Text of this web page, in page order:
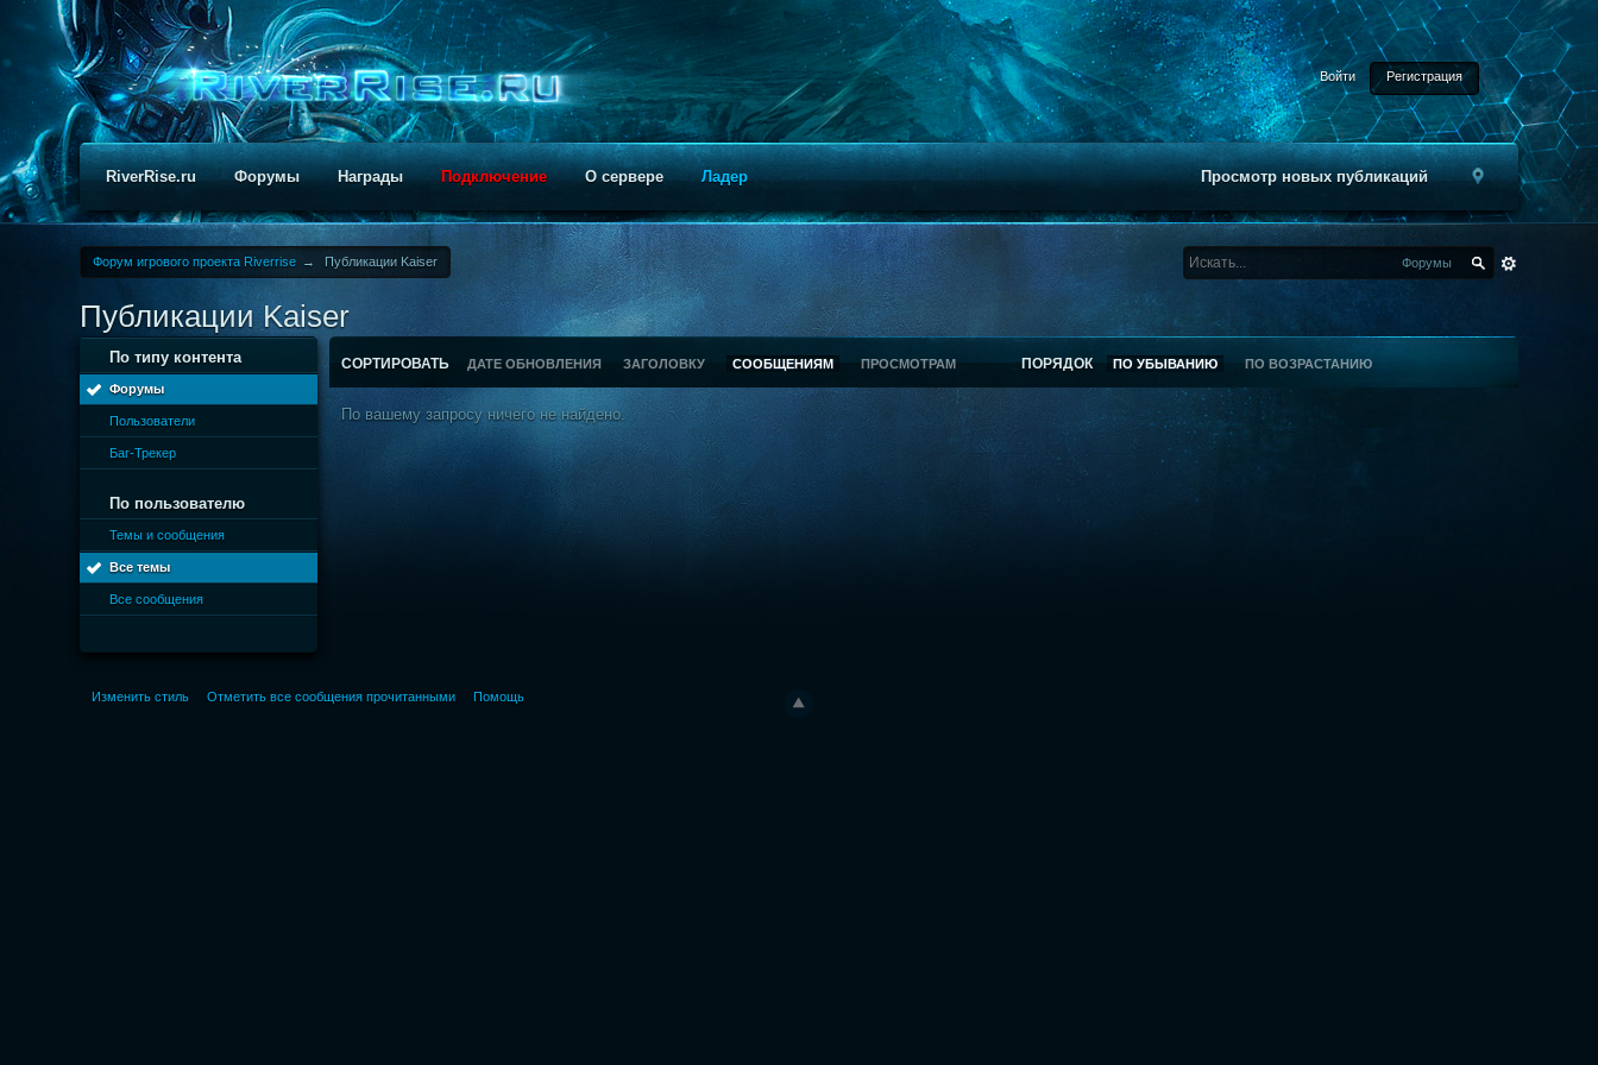
Войти Регистрация
Просмотр новых публикаций
RiverRise.ru Форумы Награды Подключение О сервере Ладер
Форум игрового проекта Riverrise → Публикации Kaiser Форумы
Публикации Kaiser
По типу контента
Форумы
Пользователи
Баг-Трекер
По пользователю
Темы и сообщения
Все темы
Все сообщения
СОРТИРОВАТЬ ДАТЕ ОБНОВЛЕНИЯ ЗАГОЛОВКУ СООБЩЕНИЯМ ПРОСМОТРАМ ПОРЯДОК ПО УБЫВАНИЮ ПО ВОЗРАСТАНИЮ
По вашему запросу ничего не найдено.
Изменить стиль Отметить все сообщения прочитанными Помощь